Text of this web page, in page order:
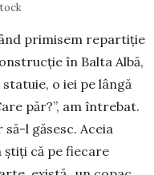
primisem repartiție
în Balta Albă,
o iei pe lângă
păr?”, am întrebat.
să-l găsesc. Aceia
că pe fiecare